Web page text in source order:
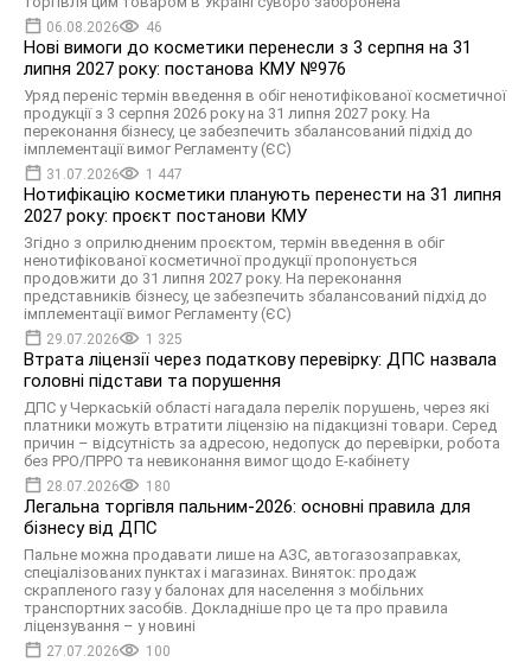
06.08.2026 46
Нові вимоги до косметики перенесли з 3 серпня на 31
липня 2027 року: постанова КМУ №976
Уряд переніс термін введення в обіг ненотифікованої косметичної
продукції з 3 серпня 2026 року на 31 липня 2027 року. На
переконання бізнесу, це забезпечить збалансований підхід до
імплементації вимог Регламенту (ЄС)
31.07.2026 1 447
Нотифікацію косметики планують перенести на 31 липня
2027 року: проєкт постанови КМУ
Згідно з оприлюдненим проєктом, термін введення в обіг
ненотифікованої косметичної продукції пропонується
продовжити до 31 липня 2027 року. На переконання
представників бізнесу, це забезпечить збалансований підхід до
імплементації вимог Регламенту (ЄС)
29.07.2026 1 325
Втрата ліцензії через податкову перевірку: ДПС назвала
головні підстави та порушення
ДПС у Черкаській області нагадала перелік порушень, через які
платники можуть втратити ліцензію на підакцизні товари. Серед
причин – відсутність за адресою, недопуск до перевірки, робота
без РРО/ПРРО та невиконання вимог щодо Е-кабінету
28.07.2026 180
Легальна торгівля пальним-2026: основні правила для
бізнесу від ДПС
Пальне можна продавати лише на АЗС, автогазозаправках,
спеціалізованих пунктах і магазинах. Виняток: продаж
скрапленого газу у балонах для населення з мобільних
транспортних засобів. Докладніше про це та про правила
ліцензування – у новині
27.07.2026 100